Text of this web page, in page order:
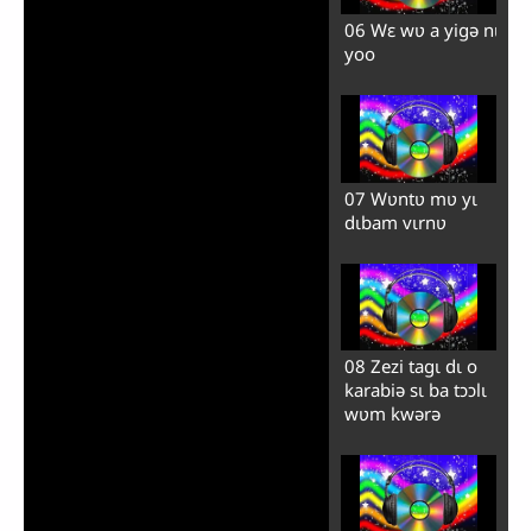
06 Wɛ wʋ a yigə nɩ
yoo
07 Wʋntʋ mʋ yɩ
dɩbam vɩrnʋ
08 Zezi tagɩ dɩ o
karabiə sɩ ba tɔɔlɩ
wʋm kwərə